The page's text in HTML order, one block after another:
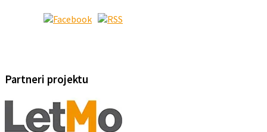
Partneri projektu